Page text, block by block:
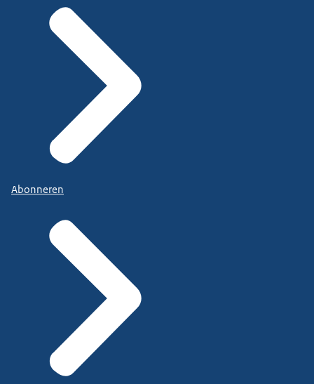
Abonneren